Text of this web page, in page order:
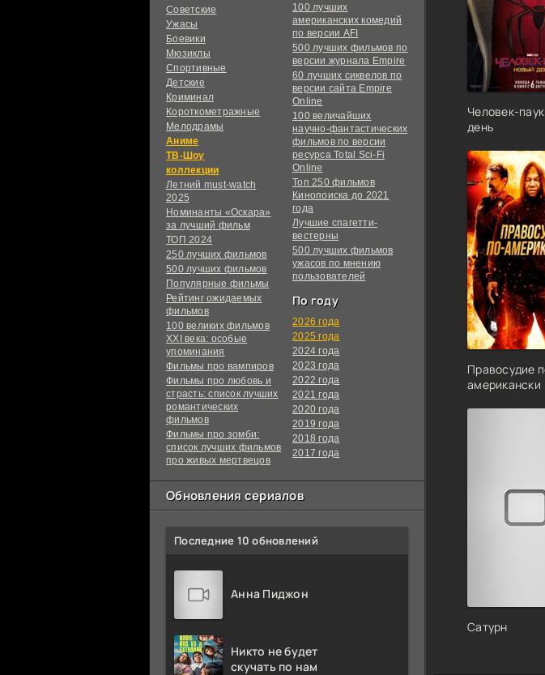
Советские
Ужасы
Боевики
Мюзиклы
Спортивные
Детские
Криминал
Короткометражные
Мелодрамы
Аниме
ТВ-Шоу
коллекции
Летний must-watch
2025
Номинанты «Оскара»
за лучший фильм
ТОП 2024
250 лучших фильмов
500 лучших фильмов
Популярные фильмы
Рейтинг ожидаемых
фильмов
100 великих фильмов
XXI века: особые
упоминания
Фильмы про вампиров
Фильмы про любовь и
страсть: список лучших
романтических
фильмов
Фильмы про зомби:
список лучших фильмов
про живых мертвецов
100 лучших
американских комедий
по версии AFI
500 лучших фильмов по
версии журнала Empire
60 лучших сиквелов по
версии сайта Empire
Online
100 величайших
научно-фантастических
фильмов по версии
ресурса Total Sci-Fi
Online
Топ 250 фильмов
Кинопоиска до 2021
года
Лучшие спагетти-
вестерны
500 лучших фильмов
ужасов по мнению
пользователей
По году
2026 года
2025 года
2024 года
2023 года
2022 года
2021 года
2020 года
2019 года
2018 года
2017 года
Обновления сериалов
Последние 10 обновлений
Анна Пиджон
Никто не будет
скучать по нам
Человек-
день
Правосудие
американски
Сатурн